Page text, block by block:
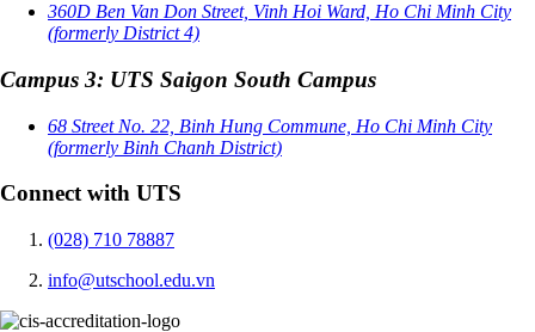
360D Ben Van Don Street, Vinh Hoi Ward, Ho Chi Minh City
(formerly District 4)
Campus 3: UTS Saigon South Campus
68 Street No. 22, Binh Hung Commune, Ho Chi Minh City
(formerly Binh Chanh District)
Connect with UTS
(028) 710 78887
info@utschool.edu.vn